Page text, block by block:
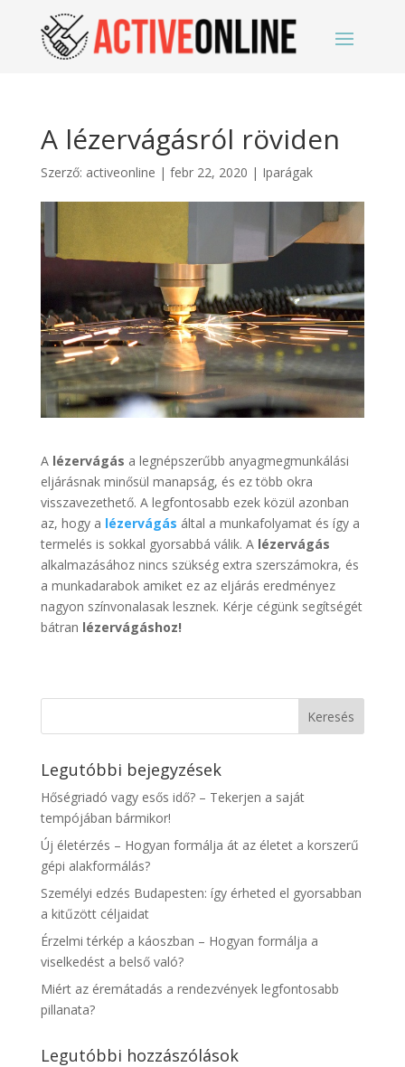
A lézervágásról röviden
Szerző: activeonline | febr 22, 2020 | Iparágak
A lézervágás a legnépszerűbb anyagmegmunkálási
eljárásnak minősül manapság, és ez több okra
visszavezethető. A legfontosabb ezek közül azonban
az, hogy a lézervágás által a munkafolyamat és így a
termelés is sokkal gyorsabbá válik. A lézervágás
alkalmazásához nincs szükség extra szerszámokra, és
a munkadarabok amiket ez az eljárás eredményez
nagyon színvonalasak lesznek. Kérje cégünk segítségét
bátran lézervágáshoz!
Legutóbbi bejegyzések
Hőségriadó vagy esős idő? – Tekerjen a saját
tempójában bármikor!
Új életérzés – Hogyan formálja át az életet a korszerű
gépi alakformálás?
Személyi edzés Budapesten: így érheted el gyorsabban
a kitűzött céljaidat
Érzelmi térkép a káoszban – Hogyan formálja a
viselkedést a belső való?
Miért az éremátadás a rendezvények legfontosabb
pillanata?
Legutóbbi hozzászólások